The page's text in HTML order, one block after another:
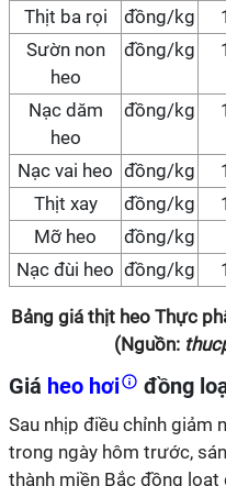
Thịt ba rọi
đồng/kg
Sườn non
heo
đồng/kg
Nạc dăm
heo
đồng/kg
Nạc vai heo đồng/kg
Thịt xay
đồng/kg
Mỡ heo
đồng/kg
Nạc đùi heo đồng/kg
Bảng giá thịt heo Thực
(Nguồn:
Giá heo hơi đồng
Sau nhịp điều chỉnh giảm
trong ngày hôm trước,
thành miền Bắc đồng